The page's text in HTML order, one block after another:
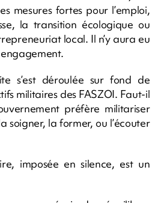
mesures fortes pour l’emploi,
la transition écologique ou
local. Il n’y aura eu
s’est déroulée sur fond de
militaires des FASZOI. Faut-il
préfère militariser
soigner, la former, ou l’écouter
imposée en silence, est un